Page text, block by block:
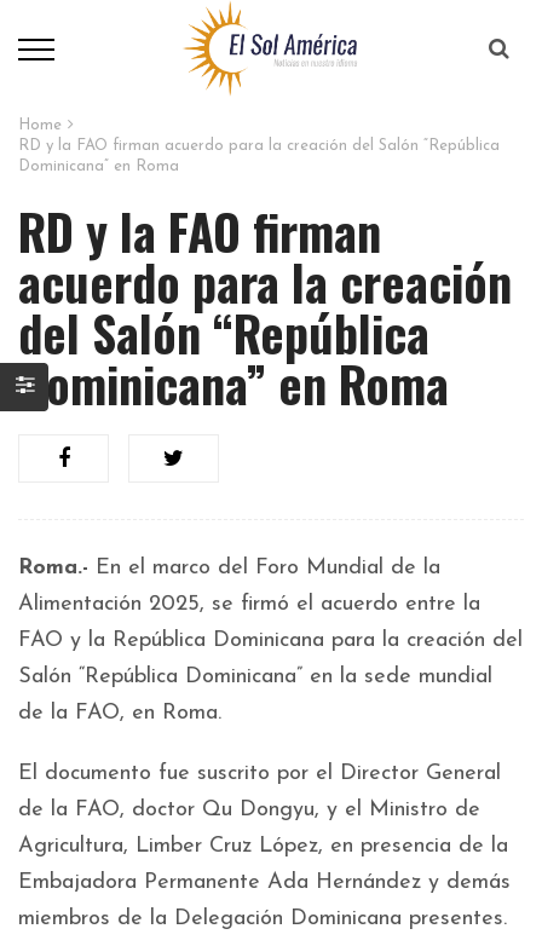
Home
RD y la FAO firman acuerdo para la creación del Salón “República
Dominicana” en Roma
RD y la FAO firman
acuerdo para la creación
del Salón “República
Dominicana” en Roma
Roma.- En el marco del Foro Mundial de la
Alimentación 2025, se firmó el acuerdo entre la
FAO y la República Dominicana para la creación del
Salón “República Dominicana” en la sede mundial
de la FAO, en Roma.
El documento fue suscrito por el Director General
de la FAO, doctor Qu Dongyu, y el Ministro de
Agricultura, Limber Cruz López, en presencia de la
Embajadora Permanente Ada Hernández y demás
miembros de la Delegación Dominicana presentes.